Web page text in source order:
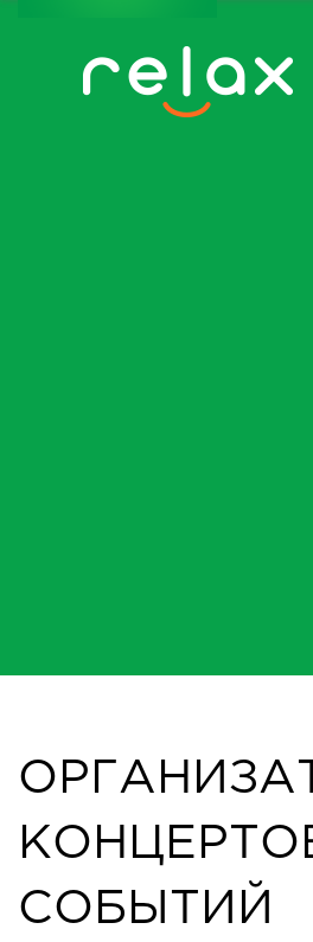
ЦЕНЫ
СОБЫТИЙ